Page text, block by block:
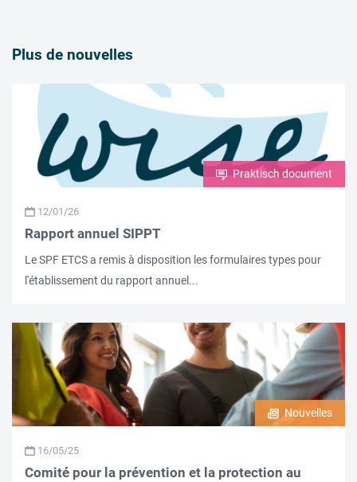
Plus de nouvelles
Praktisch document
12/01/26
Rapport annuel SIPPT
Le SPF ETCS a remis à disposition les formulaires types pour
l'établissement du rapport annuel...
Nouvelles
16/05/25
Comité pour la prévention et la protection au